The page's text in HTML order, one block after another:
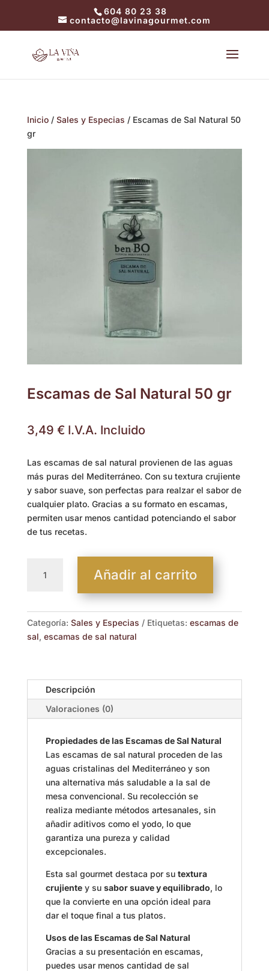
604 80 23 38
contacto@lavinagourmet.com
Inicio/ Sales y Especias / Escamas de Sal Natural 50
gr
Escamas de Sal Natural 50 gr
3,49 € I.V.A. Incluido
Las escamas de sal natural provienen de las aguas
más puras del Mediterráneo. Con su textura crujiente
y sabor suave, son perfectas para realzar el sabor de
cualquier plato. Gracias a su formato en escamas,
permiten usar menos cantidad potenciando el sabor
de tus recetas.
50
gr
Añadir al carrito
Categoría: Sales y Especias Etiquetas: escamas de
sal, escamas de sal natural
Descripción
Valoraciones (0)
Propiedades de las Escamas de Sal Natural
Las escamas de sal natural proceden de las
aguas cristalinas del Mediterráneo y son
una alternativa más saludable a la sal de
mesa convencional. Su recolección se
realiza mediante métodos artesanales, sin
añadir aditivos como el yodo, lo que
garantiza una pureza y calidad
excepcionales.
Esta sal gourmet destaca por su textura
crujientey su sabor suave y equilibrado, lo
que la convierte en una opción ideal para
dar el toque final a tus platos.
Usos de las Escamas de Sal Natural
Gracias a su presentación en escamas,
puedes usar menos cantidad de sal